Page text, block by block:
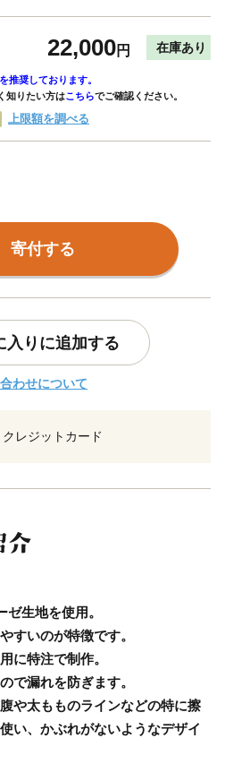
22,000円 在庫あり
を推奨しております。
知りたい方はこちらでご確認ください。
上限額を調べる
寄付する
入りに追加する
わせについて
クレジットカード
生地を使用。
すいのが特徴です。
に特注で制作。
で漏れを防ぎます。
や太もものラインなどの特に擦
い、かぶれがないようなデザイ